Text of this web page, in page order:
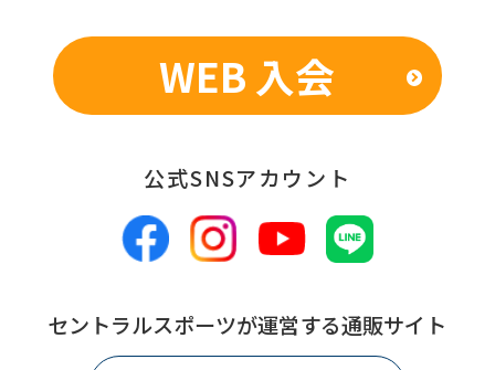
WEB 入会
公式SNSアカウント
セントラルスポーツが運営する通販サイト